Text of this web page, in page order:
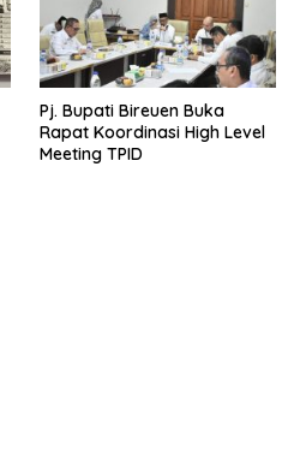
Pj. Bupati Bireuen Buka
Rapat Koordinasi High Level
Meeting TPID